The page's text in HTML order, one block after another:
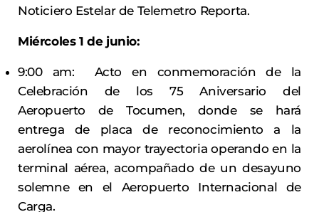
Noticiero Estelar de Telemetro Reporta.
Miércoles 1 de junio:
9:00 am: Acto en conmemoración de la
Celebración de los 75 Aniversario del
Aeropuerto de Tocumen, donde se hará
entrega de placa de reconocimiento a la
aerolínea con mayor trayectoria operando en la
terminal aérea, acompañado de un desayuno
solemne en el Aeropuerto Internacional de
Carga.